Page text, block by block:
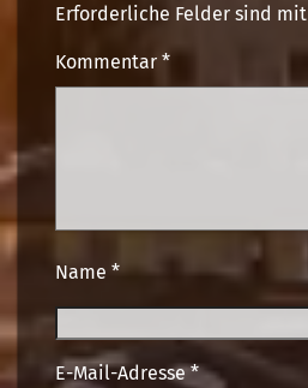
Erforderliche Felder sind mit
Kommentar *
Name *
E-Mail-Adresse*